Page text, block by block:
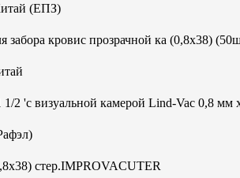
(ЕПЗ)
забора кровис прозрачной ка (0,8х38)
1/2 'с визуальной камерой Lind-Vac 0,8
стер.IMPROVACUTER